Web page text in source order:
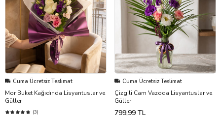
Cuma Ücretsiz Teslimat
Mor Buket Kağıdında Lisyantuslar ve
Güller
(3)
Cuma Ücretsiz Teslimat
Çizgili Cam Vazoda Lisyantuslar ve
Güller
799,99 TL